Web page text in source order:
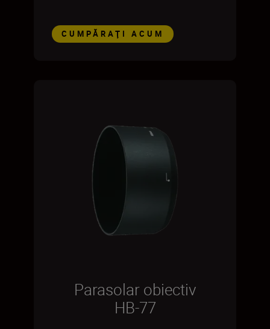
CUMPĂRAŢI ACUM
Parasolar obiectiv
HB-77